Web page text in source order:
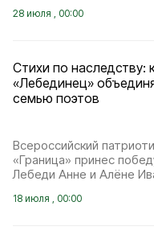
28 июля , 00:00
Стихи по наследству:
«Лебединец»
семью поэтов
Всероссийский
«Граница» принес
Лебеди Анне и Алёне
18 июля , 00:00